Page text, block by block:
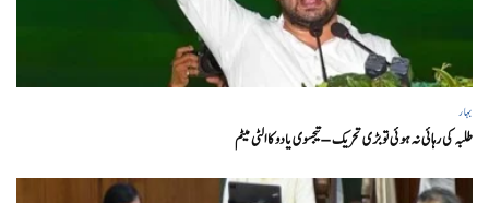
بہار
طلبہ کی رہائی نہ ہوئی تو بڑی تحریک – تیجسوی یادو کا الٹی میٹم